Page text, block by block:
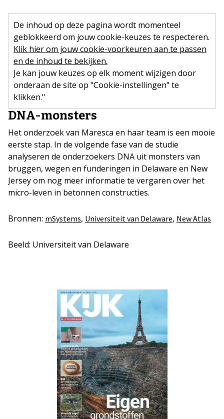
De inhoud op deze pagina wordt momenteel
geblokkeerd om jouw cookie-keuzes te respecteren.
Klik hier om jouw cookie-voorkeuren aan te passen
en de inhoud te bekijken.
Je kan jouw keuzes op elk moment wijzigen door
onderaan de site op "Cookie-instellingen" te
klikken."
DNA-monsters
Het onderzoek van Maresca en haar team is een mooie
eerste stap. In de volgende fase van de studie
analyseren de onderzoekers DNA uit monsters van
bruggen, wegen en funderingen in Delaware en New
Jersey om nog meer informatie te vergaren over het
micro-leven in betonnen constructies.
Bronnen: mSystems, Universiteit van Delaware, New Atlas
Beeld: Universiteit van Delaware